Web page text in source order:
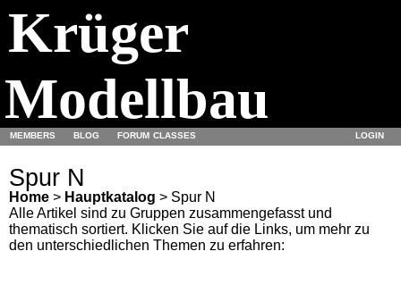
Krüger
Modellbau
MEMBERS BLOG FORUM CLASSES LOGIN
Spur N
Home > Hauptkatalog > Spur N
Alle Artikel sind zu Gruppen zusammengefasst und
thematisch sortiert. Klicken Sie auf die Links, um mehr zu
den unterschiedlichen Themen zu erfahren: